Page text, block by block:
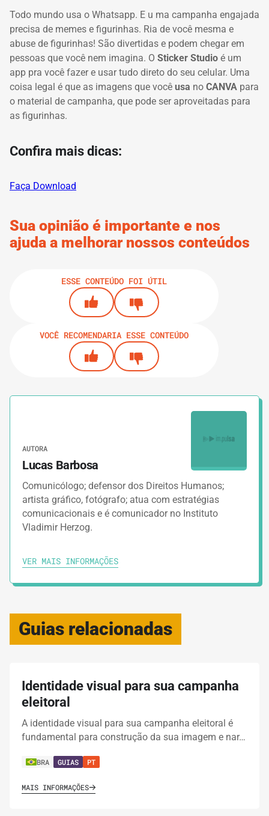
Todo mundo usa o Whatsapp. E u ma campanha engajada
precisa de memes e figurinhas. Ria de você mesma e
abuse de figurinhas! São divertidas e podem chegar em
pessoas que você nem imagina. O Sticker Studio é um
app pra você fazer e usar tudo direto do seu celular. Uma
coisa legal é que as imagens que você usa no CANVA para
o material de campanha, que pode ser aproveitadas para
as figurinhas.
Confira mais dicas:
Faça Download
Sua opinião é importante e nos
ajuda a melhorar nossos conteúdos
ESSE CONTEÚDO FOI ÚTIL
VOCÊ RECOMENDARIA ESSE CONTEÚDO
AUTORA
Lucas Barbosa
Comunicólogo; defensor dos Direitos Humanos;
artista gráfico, fotógrafo; atua com estratégias
comunicacionais e é comunicador no Instituto
Vladimir Herzog.
VER MAIS INFORMAÇÕES
Guias relacionadas
Identidade visual para sua campanha
eleitoral
A identidade visual para sua campanha eleitoral é
fundamental para construção da sua imagem e nar…
BRA GUIAS PT
MAIS INFORMAÇÕES